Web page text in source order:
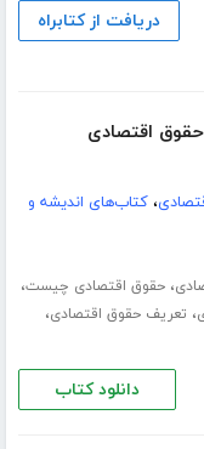
دریافت از کتابراه
،کتاب‌های اندیشه و
،حقوق اقتصادی چیست،
، تعریف حقوق اقتصادی،
دانلود کتاب